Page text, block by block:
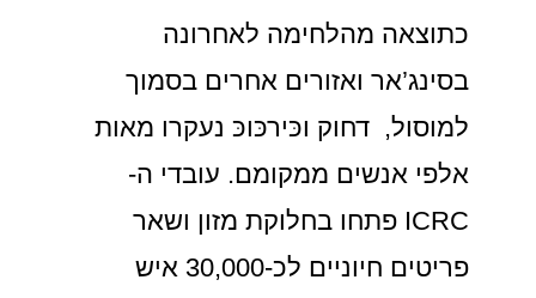
כתוצאה מהלחימה לאחרונה
בסינג’אר ואזורים אחרים בסמוך
למוסול, דחוק וכּירכּוכּ נעקרו מאות
אלפי אנשים ממקומם. עובדי ה-
ICRC פתחו בחלוקת מזון ושאר
פריטים חיוניים לכ-30,000 איש